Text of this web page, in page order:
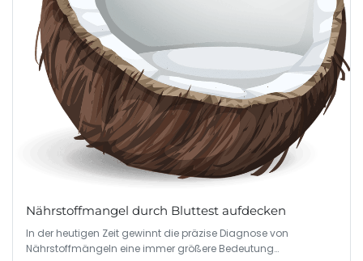
Nährstoffmangel durch Bluttest aufdecken
In der heutigen Zeit gewinnt die präzise Diagnose von
Nährstoffmängeln eine immer größere Bedeutung…